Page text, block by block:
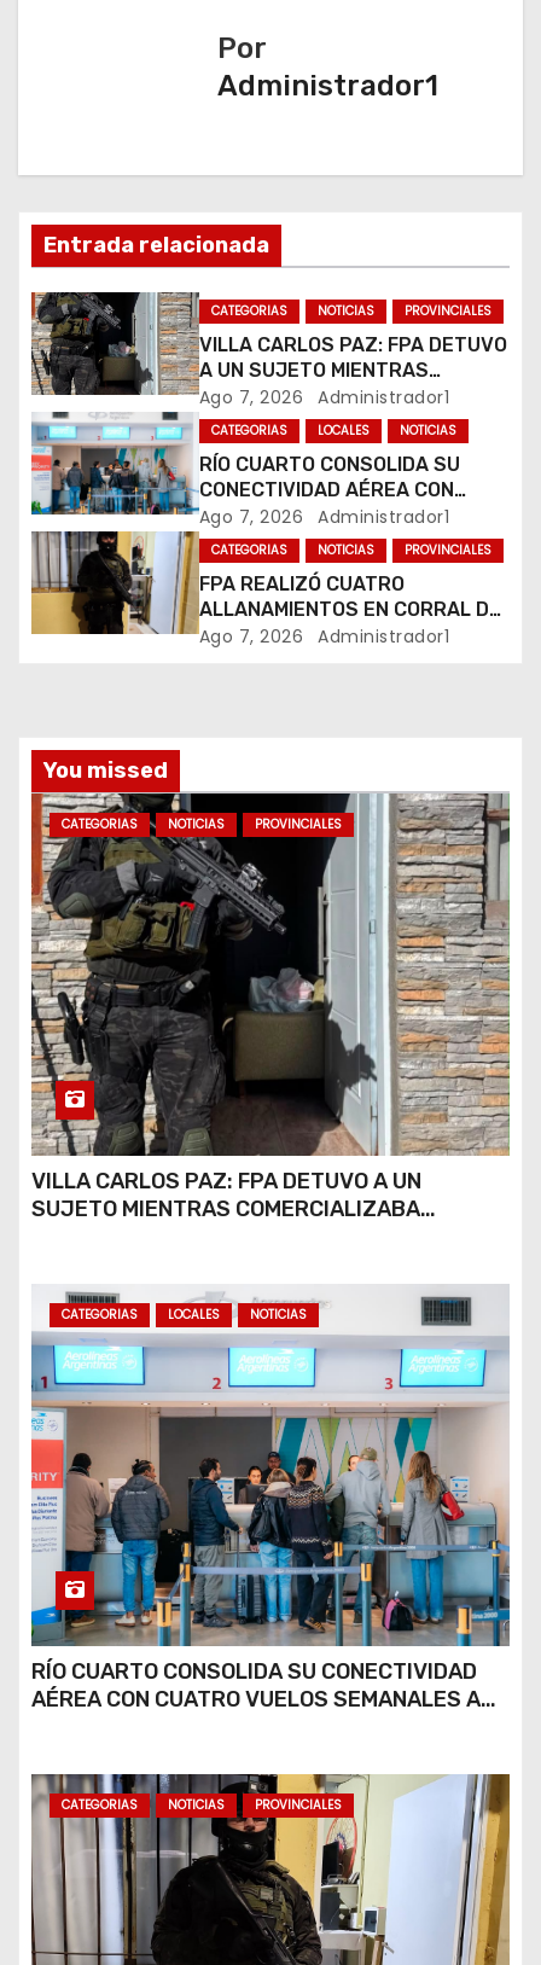
i
ó
n
d
e
e
n
t
r
a
a
s
Por
Administrador1
Entrada relacionada
CATEGORIAS NOTICIAS PROVINCIALES
VILLA CARLOS PAZ: FPA DETUVO
A UN SUJETO MIENTRAS
COMERCIALIZABA COCAÍNA Y
MARIHUANA EN UNA PLAZA
Ago 7, 2026 Administrador1
CATEGORIAS LOCALES NOTICIAS
RÍO CUARTO CONSOLIDA SU
CONECTIVIDAD AÉREA CON
CUATRO VUELOS SEMANALES A
BUENOS AIRES
Ago 7, 2026 Administrador1
CATEGORIAS NOTICIAS PROVINCIALES
FPA REALIZÓ CUATRO
ALLANAMIENTOS EN CORRAL DE
BUSTOS-IFFLINGER
Ago 7, 2026 Administrador1
You missed
CATEGORIAS NOTICIAS PROVINCIALES
VILLA CARLOS PAZ: FPA DETUVO A UN
SUJETO MIENTRAS COMERCIALIZABA
CATEGORIAS LOCALES NOTICIAS
RÍO CUARTO CONSOLIDA SU CONECTIVIDAD
AÉREA CON CUATRO VUELOS SEMANALES A
CATEGORIAS NOTICIAS PROVINCIALES